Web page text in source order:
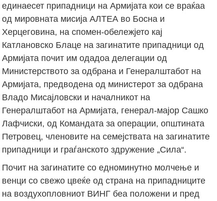
единаесет припадници на Армијата кои се враќаа
од мировната мисија АЛТЕА во Босна и
Херцеговина, на спомен-обележјето кај
Катлановско Блаце на загинатите припадници од
Армијата почит им одадоа делегации од
Министерството за одбрана и Генералштабот на
Армијата, предводена од министерот за одбрана
Владо Мисајловски и началникот на
Генералштабот на Армијата, генерал-мајор Сашко
Лафчиски, од Командата за операции, општината
Петровец, членовите на семејствата на загинатите
припадници и граѓанското здружение „Сила“.
Почит на загинатите со едноминутно молчење и
венци со свежо цвеќе од страна на припадниците
на воздухопловниот ВИНГ беа положени и пред